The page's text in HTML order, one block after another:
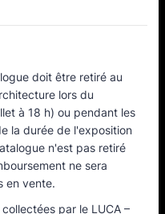
doit être retiré au
lors du
à 18 h) ou pendant les
la durée de l'exposition
n'est pas retiré
ne sera
en vente.
par le LUCA –